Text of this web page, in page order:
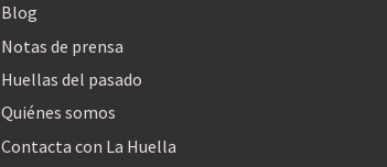
Blog
Notas de prensa
Huellas del pasado
Quiénes somos
Contacta con La Huella